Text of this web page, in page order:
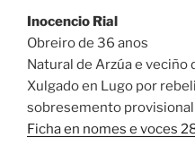
Inocencio Rial
Obreiro de 36 anos
Natural de Arzúa e veciño
Xulgado en Lugo por
sobresemento provisional
Ficha en nomes e voces